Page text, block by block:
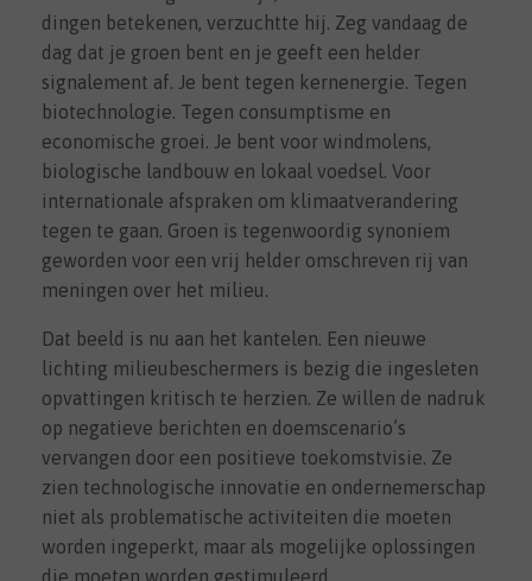
dingen betekenen, verzuchtte hij. Zeg vandaag de
dag dat je groen bent en je geeft een helder
signalement af. Je bent tegen kernenergie. Tegen
biotechnologie. Tegen consumptisme en
economische groei. Je bent voor windmolens,
biologische landbouw en lokaal voedsel. Voor
internationale afspraken om klimaatverandering
tegen te gaan. Groen is tegenwoordig synoniem
geworden voor een vrij helder omschreven rij van
meningen over het milieu.
Dat beeld is nu aan het kantelen. Een nieuwe
lichting milieubeschermers is bezig die ingesleten
opvattingen kritisch te herzien. Ze willen de nadruk
op negatieve berichten en doemscenario’s
vervangen door een positieve toekomstvisie. Ze
zien technologische innovatie en ondernemerschap
niet als problematische activiteiten die moeten
worden ingeperkt, maar als mogelijke oplossingen
die moeten worden gestimuleerd.